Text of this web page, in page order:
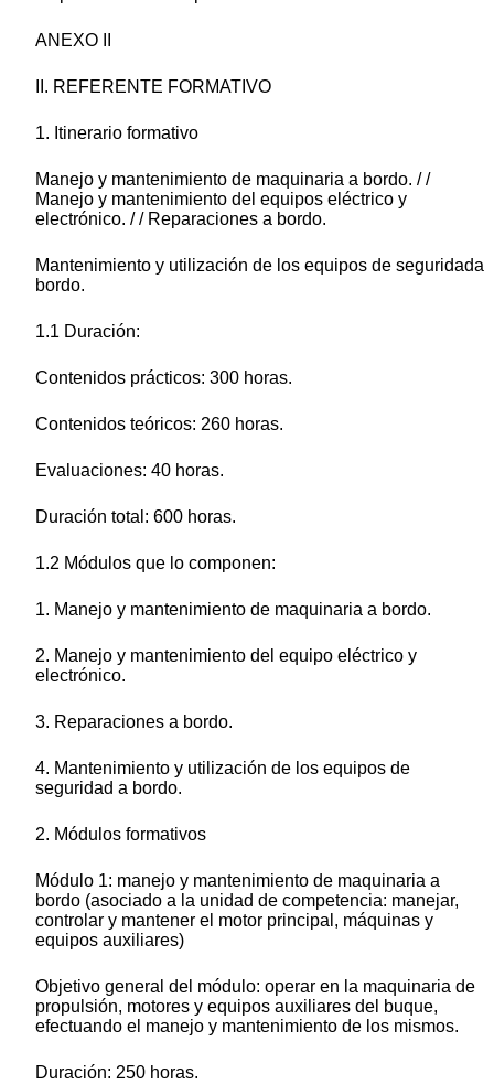
ANEXO II
II. REFERENTE FORMATIVO
1. Itinerario formativo
Manejo y mantenimiento de maquinaria a bordo. / /
Manejo y mantenimiento del equipos eléctrico y
electrónico. / / Reparaciones a bordo.
Mantenimiento y utilización de los equipos de seguridada
bordo.
1.1 Duración:
Contenidos prácticos: 300 horas.
Contenidos teóricos: 260 horas.
Evaluaciones: 40 horas.
Duración total: 600 horas.
1.2 Módulos que lo componen:
1. Manejo y mantenimiento de maquinaria a bordo.
2. Manejo y mantenimiento del equipo eléctrico y
electrónico.
3. Reparaciones a bordo.
4. Mantenimiento y utilización de los equipos de
seguridad a bordo.
2. Módulos formativos
Módulo 1: manejo y mantenimiento de maquinaria a
bordo (asociado a la unidad de competencia: manejar,
controlar y mantener el motor principal, máquinas y
equipos auxiliares)
Objetivo general del módulo: operar en la maquinaria de
propulsión, motores y equipos auxiliares del buque,
efectuando el manejo y mantenimiento de los mismos.
Duración: 250 horas.